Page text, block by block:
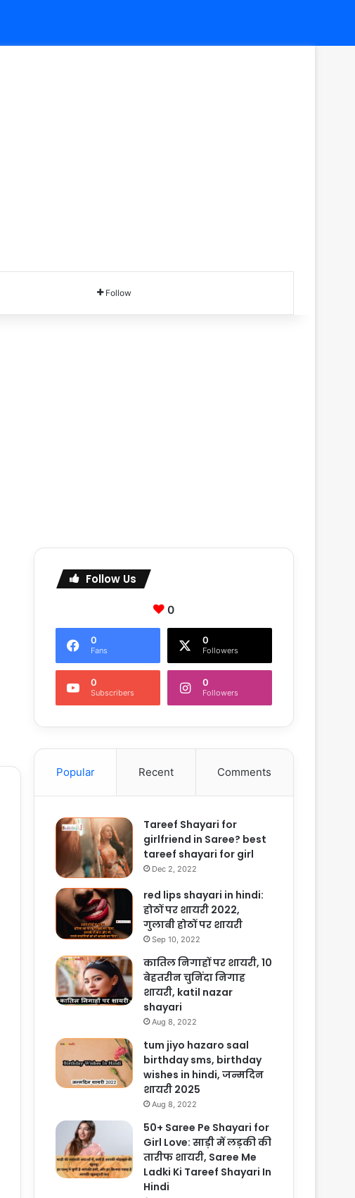
Follow
Follow Us
0
0
Fans
0
Followers
0
Subscribers
0
Followers
Popular Recent Comments
Tareef Shayari for
girlfriend in Saree? best
tareef shayari for girl
Dec 2, 2022
red lips shayari in hindi:
होठों पर शायरी 2022,
गुलाबी होठों पर शायरी
Sep 10, 2022
कातिल निगाहों पर शायरी, 10
बेहतरीन चुनिंदा निगाह
शायरी, katil nazar
shayari
Aug 8, 2022
tum jiyo hazaro saal
birthday sms, birthday
wishes in hindi, जन्मदिन
शायरी 2025
Aug 8, 2022
50+ Saree Pe Shayari for
Girl Love: साड़ी में लड़की की
तारीफ शायरी, Saree Me
Ladki Ki Tareef Shayari In
Hindi